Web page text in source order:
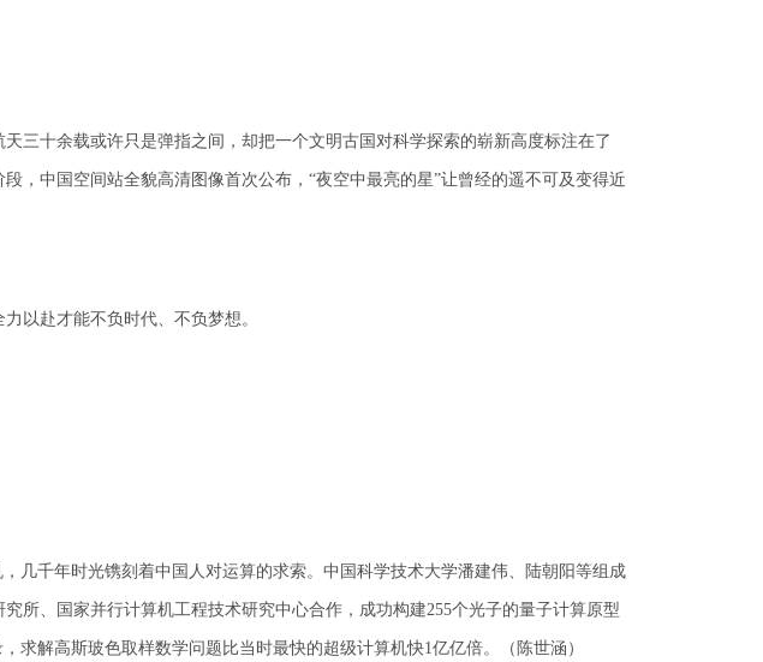
三十余载或许只是弹指之间，却把一个文明古国对科学探索的崭新高度标注在了
，中国空间站全貌高清图像首次公布，“夜空中最亮的星”让曾经的遥不可及变得近
以赴才能不负时代、不负梦想。
几千年时光镌刻着中国人对运算的求索。中国科学技术大学潘建伟、陆朝阳等组成
所、国家并行计算机工程技术研究中心合作，成功构建255个光子的量子计算原型
求解高斯玻色取样数学问题比当时最快的超级计算机快1亿亿倍。（陈世涵）